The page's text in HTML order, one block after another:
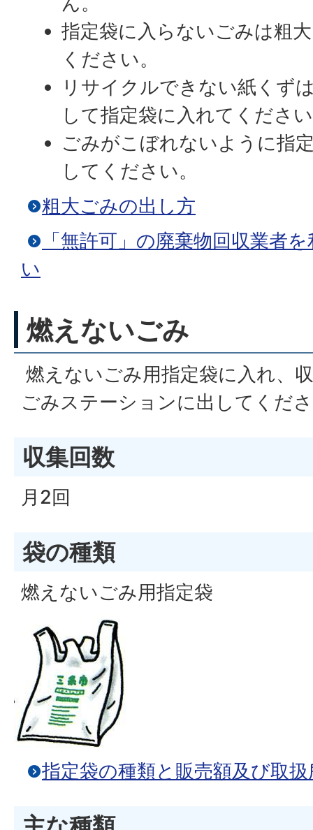
指定袋に入らないごみは粗
ください。
リサイクルできない紙くず
して指定袋に入れてくださ
ごみがこぼれないように指
してください。
粗大ごみの出し方
「無許可」の廃棄物回収業者
い
燃えないごみ
燃えないごみ用指定袋に入れ、
ごみステーションに出してくだ
収集回数
月2回
袋の種類
燃えないごみ用指定袋
指定袋の種類と販売額及び取扱